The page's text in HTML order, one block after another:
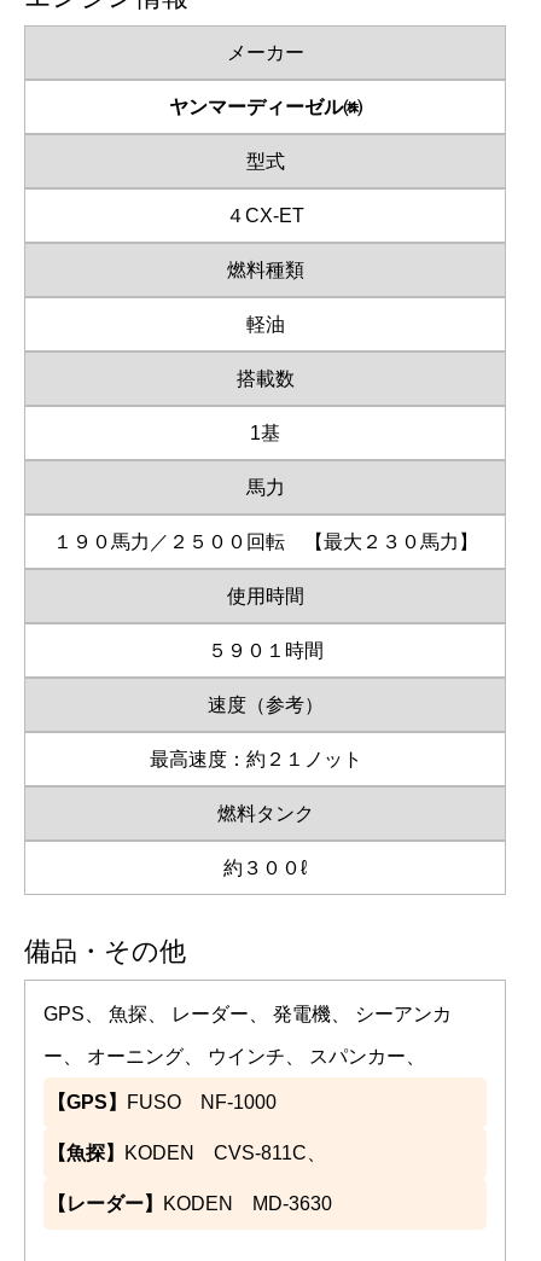
メーカー
ヤンマーディーゼル㈱
型式
４CX-ET
燃料種類
軽油
搭載数
1基
馬力
１９０馬力／２５００回転 【最大２３０馬力】
使用時間
５９０１時間
速度（参考）
最高速度：約２１ノット
燃料タンク
約３００ℓ
備品・その他
GPS、 魚探、 レーダー、 発電機、 シーアンカ
ー、 オーニング、 ウインチ、 スパンカー、
【GPS】 FUSO NF-1000
【魚探】 KODEN CVS-811C、
【レーダー】 KODEN MD-3630